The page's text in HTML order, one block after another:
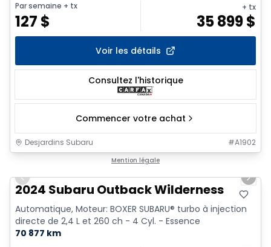
Par semaine + tx
127 $
+ tx
35 899$
Voir les détails
Consultez l'historique
Commencer votre achat
Desjardins Subaru #A1902
Mention légale
Previous slide
Next
2024 Subaru Outback Wilderness
Automatique, Moteur: BOXER SUBARU® turbo à injection
directe de 2,4 L et 260 ch - 4 Cyl. - Essence
70 877 km